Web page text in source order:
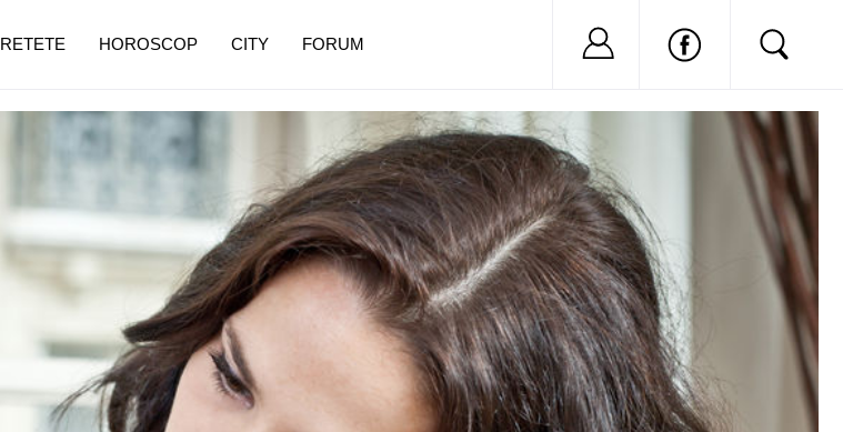
RETETE HOROSCOP CITY FORUM Nu ai cont?
pe măsură ce înaintezi în vârstă